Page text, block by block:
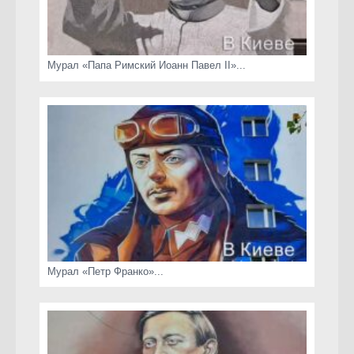
скамейки
часы Киева
Мурал «Папа Римский Иоанн Павел II»...
Мурал «Петр Франко»...